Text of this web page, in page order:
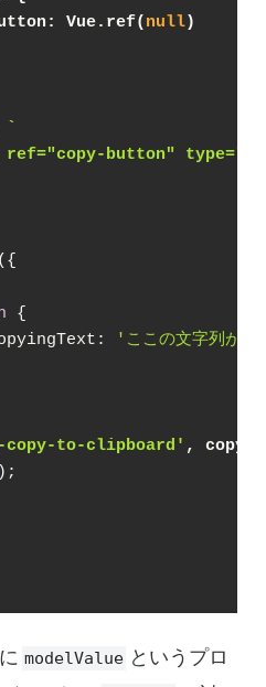
: Vue.ref(null)
`
button"
{
:
'ここの文字列が
to-clipboard' ,
);
modelValue というプロ